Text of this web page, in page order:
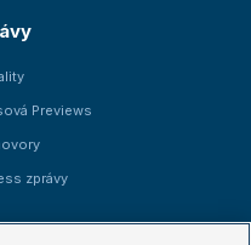
Previews
zprávy